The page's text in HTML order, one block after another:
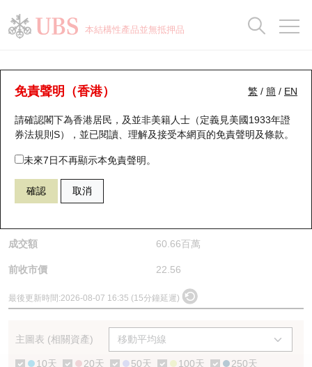
本結構性產品並無抵押品
繁 / 簡 / EN
免責聲明（香港）
請確認閣下為香港居民，及並非美籍人士（定義見美國1933年證
券法規則S），並已閱讀、理解及接受本網頁的免責聲明及條款。
未來7日不再顯示本免責聲明。
確認 取消
正股分析儀
1415 高偉電子
(1415) 高偉電子
$22.52 0.04 (-0.18%)
成交額 60.66百萬
前收市價 22.56
最後更新時間:2026-08-07 16:35 (15分鐘延遲)
主圖表 (相關資產)
10天 20天 50天 100天 250天
瑞銀認股證一覽
新發行瑞銀認股證
即將到期認股證
認股證到期結算價查詢
認股證分析儀
引伸波幅比較圖
街貨統計
比較
牛熊全景快搜
牛熊證搜尋
牛熊證街貨分佈圖
正股牛熊證列表
新發行瑞銀牛熊證
即將到期牛熊證
牛熊證到期結算價查詢
街貨統計
比較
十大升幅/跌幅
十大認股證成交分佈
十天股證佔大市成交
資金流
街貨統計
正股分析儀
二十大活躍股份
恒指成份股
國指成份股
科指成份股
業績及經濟日曆
持股比重
顯示所有持股比重
每月輪證大市專題
輪證專欄
講座及教育短片
認股證投資者教育
牛熊證投資者教育